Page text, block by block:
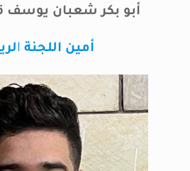
أبو بكر شعبان يوسف
أمين اللجنة ا